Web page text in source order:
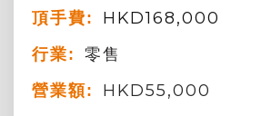
頂手費: HKD168,000
行業: 零售
營業額: HKD55,000